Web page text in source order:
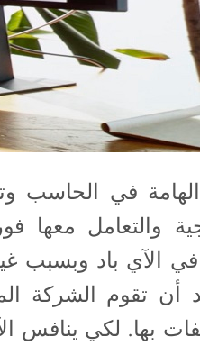
الهامة في الحاسب
والتعامل معها
في الآي باد وبسبب
بها. لكي ينافس